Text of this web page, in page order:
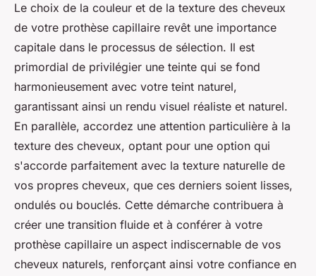
Le choix de la couleur et de la texture des cheveux
de votre prothèse capillaire revêt une importance
capitale dans le processus de sélection. Il est
primordial de privilégier une teinte qui se fond
harmonieusement avec votre teint naturel,
garantissant ainsi un rendu visuel réaliste et naturel.
En parallèle, accordez une attention particulière à la
texture des cheveux, optant pour une option qui
s'accorde parfaitement avec la texture naturelle de
vos propres cheveux, que ces derniers soient lisses,
ondulés ou bouclés. Cette démarche contribuera à
créer une transition fluide et à conférer à votre
prothèse capillaire un aspect indiscernable de vos
cheveux naturels, renforçant ainsi votre confiance en